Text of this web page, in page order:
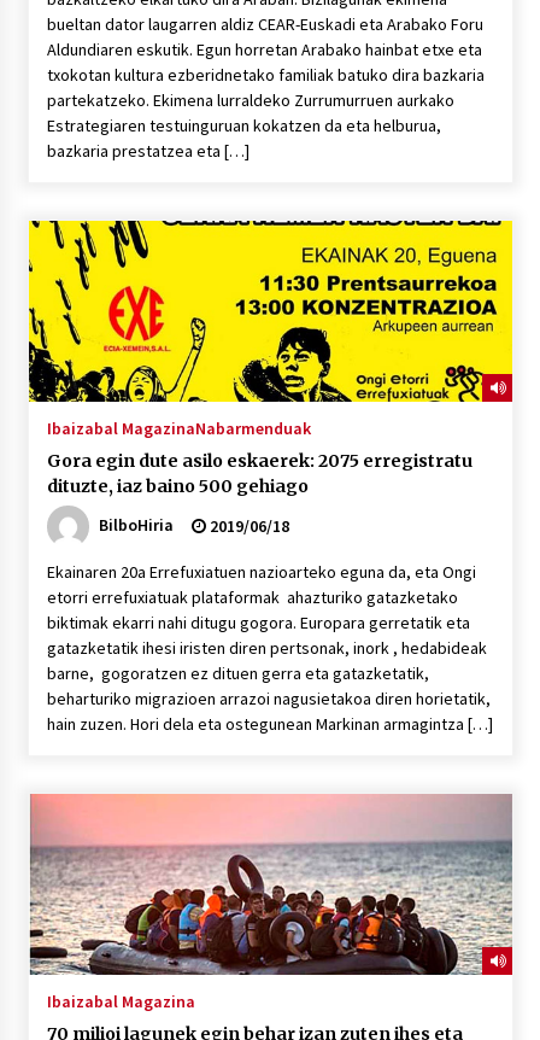
bueltan dator laugarren aldiz CEAR-Euskadi eta Arabako Foru
Aldundiaren eskutik. Egun horretan Arabako hainbat etxe eta
txokotan kultura ezberidnetako familiak batuko dira bazkaria
partekatzeko. Ekimena lurraldeko Zurrumurruen aurkako
Estrategiaren testuinguruan kokatzen da eta helburua,
bazkaria prestatzea eta […]
Ibaizabal MagazinaNabarmenduak
Gora egin dute asilo eskaerek: 2075 erregistratu
dituzte, iaz baino 500 gehiago
BilboHiria
2019/06/18
Ekainaren 20a Errefuxiatuen nazioarteko eguna da, eta Ongi
etorri errefuxiatuak plataformak ahazturiko gatazketako
biktimak ekarri nahi ditugu gogora. Europara gerretatik eta
gatazketatik ihesi iristen diren pertsonak, inork , hedabideak
barne, gogoratzen ez dituen gerra eta gatazketatik,
beharturiko migrazioen arrazoi nagusietakoa diren horietatik,
hain zuzen. Hori dela eta ostegunean Markinan armagintza […]
Ibaizabal Magazina
70 milioi lagunek egin behar izan zuten ihes eta